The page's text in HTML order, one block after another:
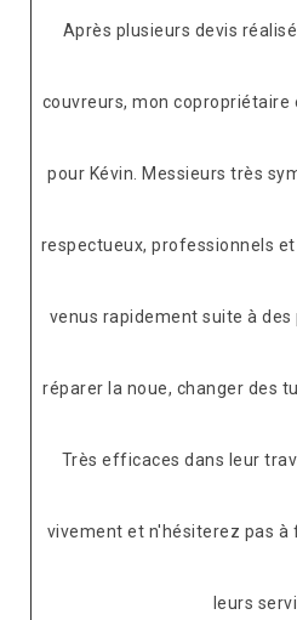
Après plusieurs devis
couvreurs, mon
pour Kévin. Messieurs très
respectueux, professionnels
venus rapidement suite à
réparer la noue, changer des
Très efficaces dans leur
vivement et n'hésiterez pas à
leurs